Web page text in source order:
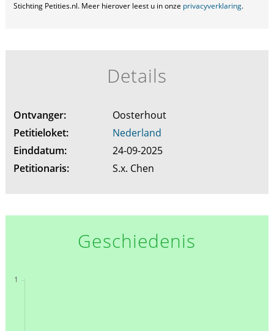
Stichting Petities.nl. Meer hierover leest u in onze privacyverklaring.
Details
Ontvanger:
Oosterhout
Petitieloket:
Nederland
Einddatum:
24-09-2025
Petitionaris:
S.x. Chen
Geschiedenis